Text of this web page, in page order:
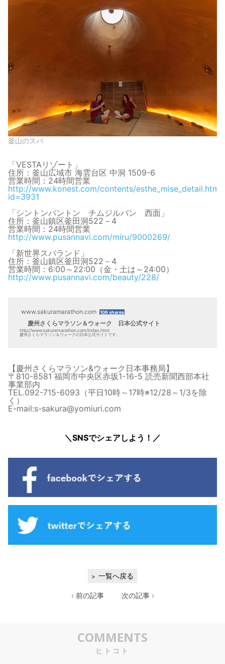
釜山のスパ
「VESTAリゾート」
住所：釜山広域市 海雲台区 中洞 1509-6
営業時間：24時間営業
http://www.konest.com/contents/esthe_mise_detail.html?
id=3931
「シントンパントン チムジルバン 西面」
住所：釜山鎮区釜田洞522－4
営業時間：24時間営業
http://www.pusannavi.com/miru/9000269/
「新世界スパランド」
住所：釜山鎮区釜田洞522－4
営業時間：6:00～22:00（金・土は～24:00）
http://www.pusannavi.com/beauty/228/
www.sakuramarathon.com 106 shares
慶州さくらマラソン＆ウォーク 日本公式サイト
http://www.sakuramarathon.com/index.html
慶州さくらマラソン＆ウォークの日本公式サイトです。
【慶州さくらマラソン&ウォーク日本事務局】
〒810-8581 福岡市中央区赤坂1-16-5 読売新聞西部本社
事業部内
TEL.092-715-6093（平日10時～17時※12/28～1/3を除
く）
E-mail:s-sakura@yomiuri.com
＼SNSでシェアしよう！／
一覧へ戻る
‹ 前の記事 次の記事 ›
COMMENTS
ヒトコト